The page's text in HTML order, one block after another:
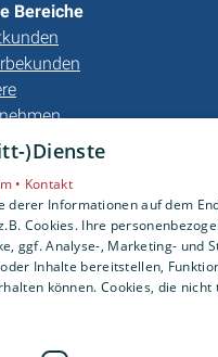
Bereiche
)Dienste
• Kontakt
derer Informationen auf dem
Cookies. Ihre
ggf. Analyse-, Marketing- und
Inhalte bereitstellen,
können. Cookies, die nicht